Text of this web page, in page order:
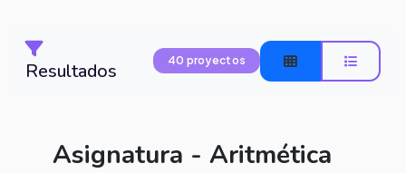
Resultados 40 proyectos
Asignatura - Aritmética